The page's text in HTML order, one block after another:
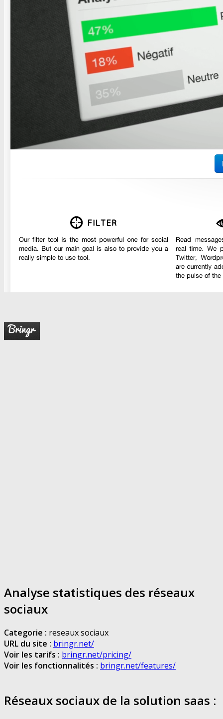
Analyse statistiques des réseaux
sociaux
Categorie : reseaux sociaux
URL du site : bringr.net/
Voir les tarifs : bringr.net/pricing/
Voir les fonctionnalités : bringr.net/features/
Réseaux sociaux de la solution saas :